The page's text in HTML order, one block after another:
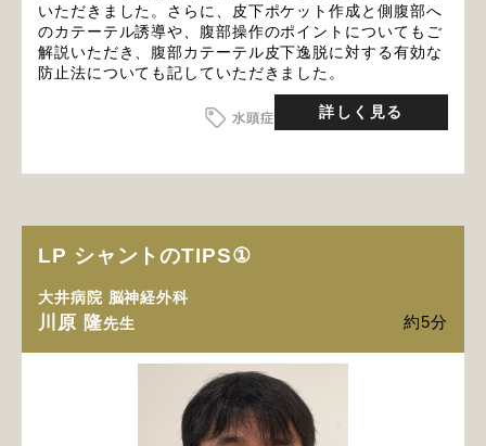
いただきました。さらに、皮下ポケット作成と側腹部へ
のカテーテル誘導や、腹部操作のポイントについてもご
解説いただき、腹部カテーテル皮下逸脱に対する有効な
防止法についても記していただきました。
水頭症 詳しく見る
LP シャントのTIPS①
大井病院 脳神経外科
川原 隆先生 約5分